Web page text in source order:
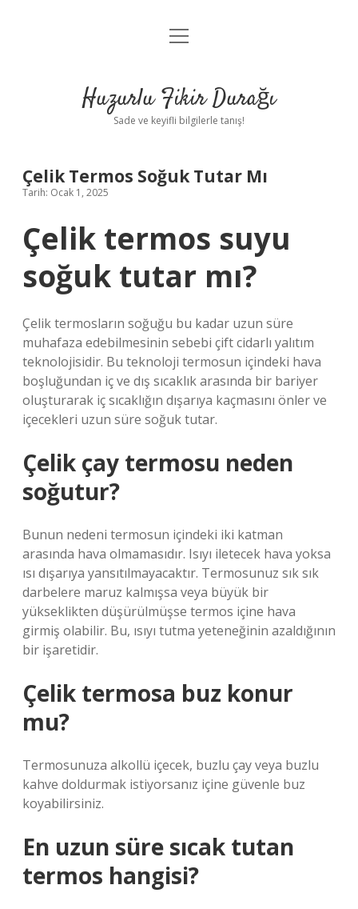
Anasayfa
Yasal Uyarı
menüyü
Huzurlu Fikir Durağı
Sade ve keyifli bilgilerle tanış!
Çelik Termos Soğuk Tutar Mı
Tarih: Ocak 1, 2025
Çelik termos suyu
soğuk tutar mı?
Çelik termosların soğuğu bu kadar uzun süre
muhafaza edebilmesinin sebebi çift cidarlı yalıtım
teknolojisidir. Bu teknoloji termosun içindeki hava
boşluğundan iç ve dış sıcaklık arasında bir bariyer
oluşturarak iç sıcaklığın dışarıya kaçmasını önler ve
içecekleri uzun süre soğuk tutar.
Çelik çay termosu neden
soğutur?
Bunun nedeni termosun içindeki iki katman
arasında hava olmamasıdır. Isıyı iletecek hava yoksa
ısı dışarıya yansıtılmayacaktır. Termosunuz sık sık
darbelere maruz kalmışsa veya büyük bir
yükseklikten düşürülmüşse termos içine hava
girmiş olabilir. Bu, ısıyı tutma yeteneğinin azaldığının
bir işaretidir.
Çelik termosa buz konur
mu?
Termosunuza alkollü içecek, buzlu çay veya buzlu
kahve doldurmak istiyorsanız içine güvenle buz
koyabilirsiniz.
En uzun süre sıcak tutan
termos hangisi?